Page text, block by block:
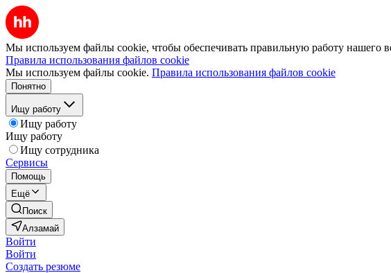
Мы используем файлы cookie, чтобы обеспечивать правильную работу нашего
Правила использования файлов cookie
Мы используем файлы cookie. Правила использования файлов cookie
Понятно
Ищу работу
Ищу работу
Ищу работу
Ищу сотрудника
Сервисы
Помощь
Ещё
Поиск
Алзамай
Войти
Войти
Создать резюме